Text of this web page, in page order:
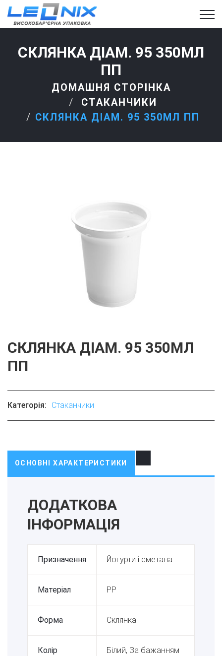
СКЛЯНКА ДІАМ. 95 350МЛ
ПП
ДОМАШНЯ СТОРІНКА
СТАКАНЧИКИ
СКЛЯНКА ДІАМ. 95 350МЛ ПП
СКЛЯНКА ДІАМ. 95 350МЛ
ПП
Категорія: Стаканчики
ОСНОВНІ ХАРАКТЕРИСТИКИ
ДОДАТКОВА
ІНФОРМАЦІЯ
Призначення Йогурти і сметана
Матеріал PP
Форма Склянка
Колір
Білий, За бажанням